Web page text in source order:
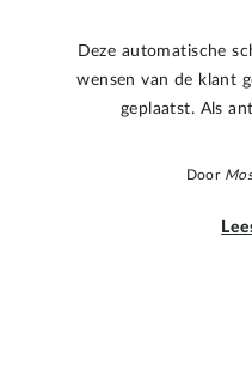
Deze automatische
wensen van de klant
geplaatst. Als
Door